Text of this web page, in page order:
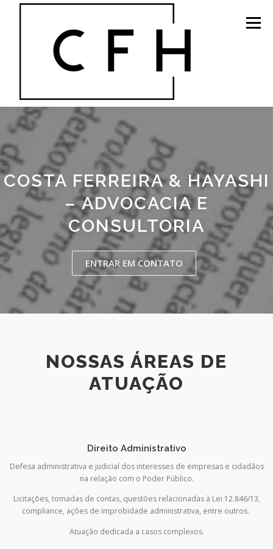
Menu
HOME ÁREAS DE ATUAÇÃO
EQUIPE BLOG ÉTICA E INTEGRIDADE
CONTATO
COSTA FERREIRA & HAYASHI
– ADVOCACIA E
CONSULTORIA
ENTRAR EM CONTATO
NOSSAS ÁREAS DE
ATUAÇÃO
Direito Administrativo
Defesa administrativa e judicial dos interesses de empresas e cidadãos
na relação com o Poder Público.
Licitações, tomadas de contas, questões relacionadas à Lei 12.846/13,
compliance, ações de improbidade administrativa, entre outros.
Atuação dedicada a casos complexos.